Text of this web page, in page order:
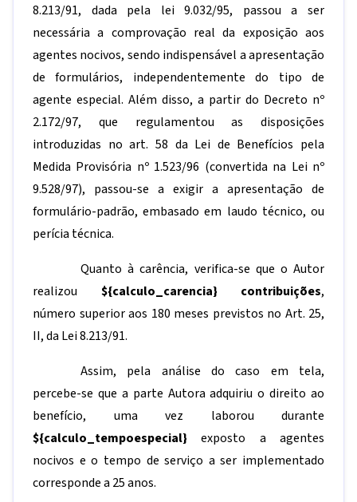
8.213/91, dada pela lei 9.032/95, passou a ser
necessária a comprovação real da exposição aos
agentes nocivos, sendo indispensável a apresentação
de formulários, independentemente do tipo de
agente especial. Além disso, a partir do Decreto nº
2.172/97, que regulamentou as disposições
introduzidas no art. 58 da Lei de Benefícios pela
Medida Provisória nº 1.523/96 (convertida na Lei nº
9.528/97), passou-se a exigir a apresentação de
formulário-padrão, embasado em laudo técnico, ou
perícia técnica.
Quanto à carência, verifica-se que o Autor
realizou ${calculo_carencia} contribuições,
número superior aos 180 meses previstos no Art. 25,
II, da Lei 8.213/91.
Assim, pela análise do caso em tela,
percebe-se que a parte Autora adquiriu o direito ao
benefício, uma vez laborou durante
${calculo_tempoespecial}
exposto a agentes
nocivos e o tempo de serviço a ser implementado
corresponde a 25 anos.